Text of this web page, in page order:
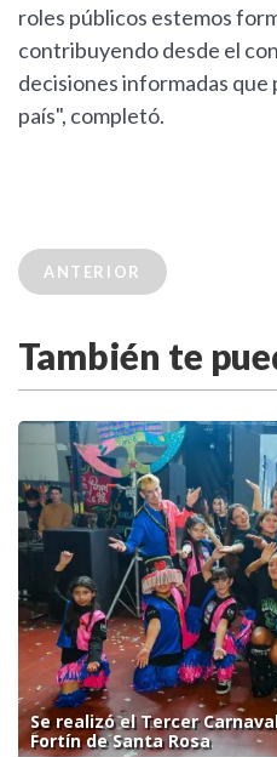
roles públicos estemos
contribuyendo desde el
decisiones informadas
país", completó.
ANTERIOR
También te
Se realizó el Tercer
Fortín de Santa Rosa